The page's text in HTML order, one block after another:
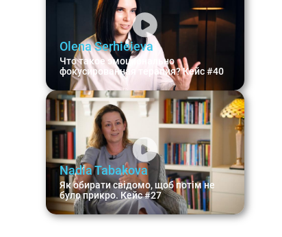
Olena Serhieieva
Что такое эмоционально
фокусированная терапия? Кейс #40
Nadia Tabakova
Як обирати свідомо, щоб потім не
було прикро. Кейс #27